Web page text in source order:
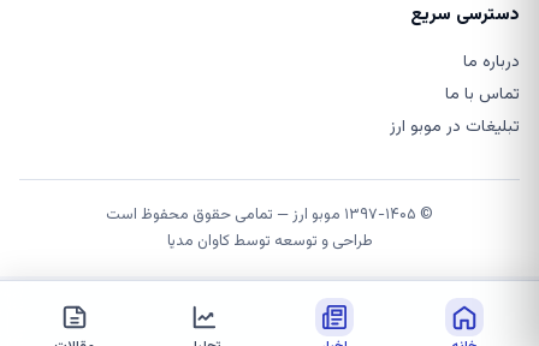
دسترسی سریع
درباره ما
تماس با ما
تبلیغات در موبو ارز
© ۱۳۹۷-۱۴۰۵ موبو ارز — تمامی حقوق محفوظ است
طراحی و توسعه توسطکاوان مدیا